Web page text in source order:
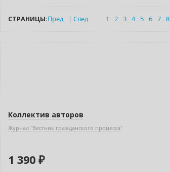
СТРАНИЦЫ:Пред | След 1 2 3 4 5 6 7 8
Коллектив авторов
Журнал "Вестник гражданского процесса"
1 390 ₽